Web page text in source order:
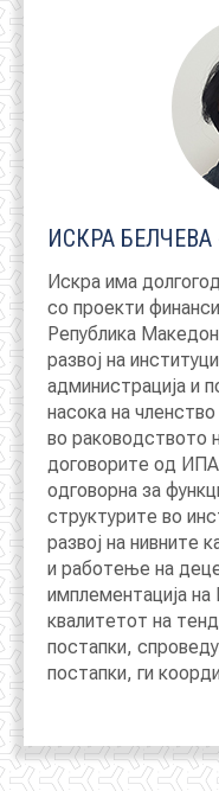
ИСКРА
Искра има
со проекти
Република
развој на
администрација и
насока на
во раководството
договорите од
одговорна за
структурите во
развој на нивните
и работење на
имплементација
квалитетот на
постапки,
постапки, ги